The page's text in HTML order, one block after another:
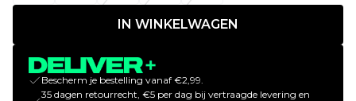
IN WINKELWAGEN
Bescherm je bestelling vanaf €2,99.
35 dagen retourrecht, €5 per dag bij vertraagde levering en